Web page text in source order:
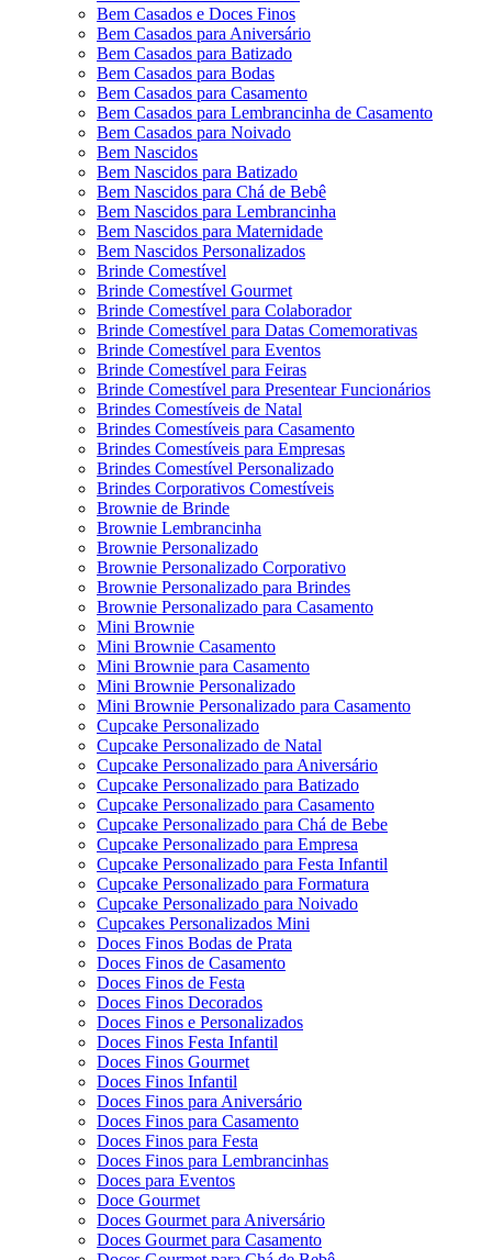
Bem Casados e Doces Finos
Bem Casados para Aniversário
Bem Casados para Batizado
Bem Casados para Bodas
Bem Casados para Casamento
Bem Casados para Lembrancinha de Casamento
Bem Casados para Noivado
Bem Nascidos
Bem Nascidos para Batizado
Bem Nascidos para Chá de Bebê
Bem Nascidos para Lembrancinha
Bem Nascidos para Maternidade
Bem Nascidos Personalizados
Brinde Comestível
Brinde Comestível Gourmet
Brinde Comestível para Colaborador
Brinde Comestível para Datas Comemorativas
Brinde Comestível para Eventos
Brinde Comestível para Feiras
Brinde Comestível para Presentear Funcionários
Brindes Comestíveis de Natal
Brindes Comestíveis para Casamento
Brindes Comestíveis para Empresas
Brindes Comestível Personalizado
Brindes Corporativos Comestíveis
Brownie de Brinde
Brownie Lembrancinha
Brownie Personalizado
Brownie Personalizado Corporativo
Brownie Personalizado para Brindes
Brownie Personalizado para Casamento
Mini Brownie
Mini Brownie Casamento
Mini Brownie para Casamento
Mini Brownie Personalizado
Mini Brownie Personalizado para Casamento
Cupcake Personalizado
Cupcake Personalizado de Natal
Cupcake Personalizado para Aniversário
Cupcake Personalizado para Batizado
Cupcake Personalizado para Casamento
Cupcake Personalizado para Chá de Bebe
Cupcake Personalizado para Empresa
Cupcake Personalizado para Festa Infantil
Cupcake Personalizado para Formatura
Cupcake Personalizado para Noivado
Cupcakes Personalizados Mini
Doces Finos Bodas de Prata
Doces Finos de Casamento
Doces Finos de Festa
Doces Finos Decorados
Doces Finos e Personalizados
Doces Finos Festa Infantil
Doces Finos Gourmet
Doces Finos Infantil
Doces Finos para Aniversário
Doces Finos para Casamento
Doces Finos para Festa
Doces Finos para Lembrancinhas
Doces para Eventos
Doce Gourmet
Doces Gourmet para Aniversário
Doces Gourmet para Casamento